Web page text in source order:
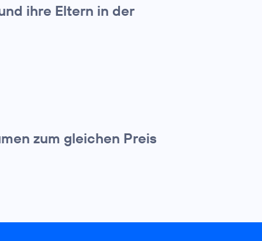
ihre Eltern in der
zum gleichen Preis